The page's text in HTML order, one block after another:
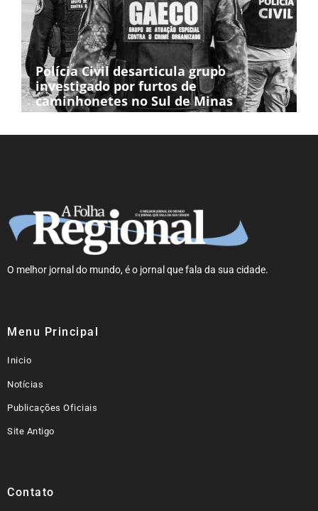
Polícia Civil desarticula grupo
investigado por furtos de
caminhonetes no Sul de Minas
O melhor jornal do mundo, é o jornal que fala da sua cidade.
Menu Principal
Inicio
Notícias
Publicações Oficiais
Site Antigo
Contato